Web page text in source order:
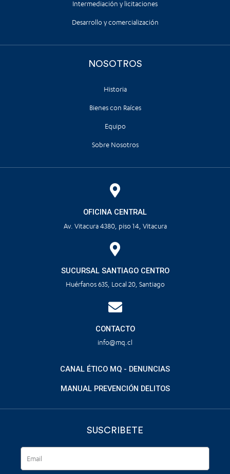
Intermediación y licitaciones
Desarrollo y comercialización
NOSOTROS
Historia
Bienes con Raíces
Equipo
Sobre Nosotros
OFICINA CENTRAL
Av. Vitacura 4380, piso 14, Vitacura
SUCURSAL SANTIAGO CENTRO
Huérfanos 635, Local 20, Santiago
CONTACTO
info@mq.cl
CANAL ÉTICO MQ - DENUNCIAS
MANUAL PREVENCIÓN DELITOS
SUSCRIBETE